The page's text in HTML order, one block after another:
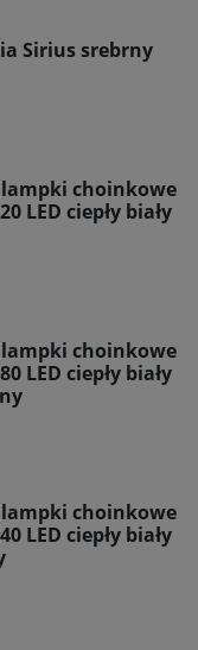
Sirius srebrny
lampki choinkowe
LED ciepły biały
lampki choinkowe
LED ciepły biały
lampki choinkowe
LED ciepły biały